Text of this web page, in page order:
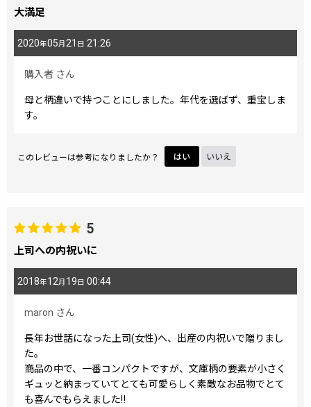
大満足
2020年05月 21 日 21:26
購入者 さん
母と柄違いで持つことにしました。年代を選ばず、重宝しま
す。
このレビューは参考になりましたか？ はい いいえ
5
上司への内祝いに
2018年12月 19日 00:44
maron さん
長年お世話になった上司(女性)へ、出産の内祝いで贈りまし
た。
商品の中で、一番コンパクトですが、文庫柄の要素が小さく
ギュッと納まっていてとても可愛らしく素敵なお品物でとて
も喜んでもらえました‼︎